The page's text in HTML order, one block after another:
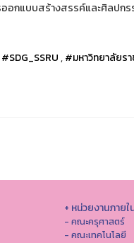
ออกแบบสร้างสรรค์และศิลปก
#SDG_SSRU,#มหาวิทยาลัยร
+ หน่วยงานภายใ
- คณะครุศาสตร์
- คณะเทคโนโลยี